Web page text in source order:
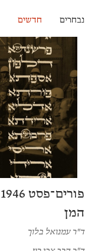
נבחרים חדשים
המן
ד"ר עמנואל בלוך